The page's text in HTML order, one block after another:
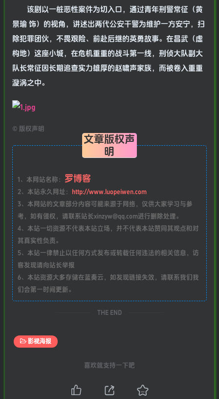
该剧以一桩恶性案件为切入口，通过青年刑警常征（黄
景瑜 饰）的视角，讲述出两代公安干警为维护一方安宁，扫
除犯罪团伙，不畏艰险、前赴后继的英勇故事。在昌武（虚
构地）这座小城，在危机重重的战斗第一线，刑侦大队副大
队长常征因长期追查实力雄厚的赵啸声家族，而被卷入重重
漩涡之中。
© 版权声明
文章版权声
明
1、本网站名称： 罗博客
2、本站永久网址：
http://www.luopeiwen.com
3、本网站的文章部分内容可能来源于网络，仅供大家学习与参
考，如有侵权，请联系站长xinzyw@qq.com进行删除处理。
4、本站一切资源不代表本站立场，并不代表本站赞同其观点和对
其真实性负责。
5、本站一律禁止以任何方式发布或转载任何违法的相关信息，访
客发现请向站长举报
6、本站资源大多存储在蓝奏云，如发现链接失效，请联系我们我
们会第一时间更新。
THE END
影视海报
喜欢就支持一下吧